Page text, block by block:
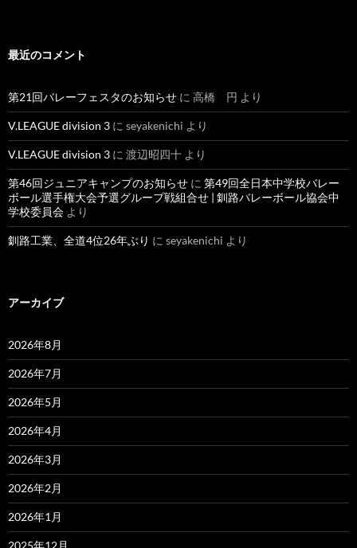
最近のコメント
第21回バレーフェスタのお知らせ に 高橋 円 より
V.LEAGUE division 3 に seyakenichi より
V.LEAGUE division 3 に 渡辺昭四十 より
第46回ジュニアキャンプのお知らせ に 第49回全日本中学校バレー
ボール選手権大会予選グループ戦組合せ | 釧路バレーボール協会中
学校委員会 より
釧路工業、全道4位26年ぶり に seyakenichi より
アーカイブ
2026年8月
2026年7月
2026年5月
2026年4月
2026年3月
2026年2月
2026年1月
2025年12月